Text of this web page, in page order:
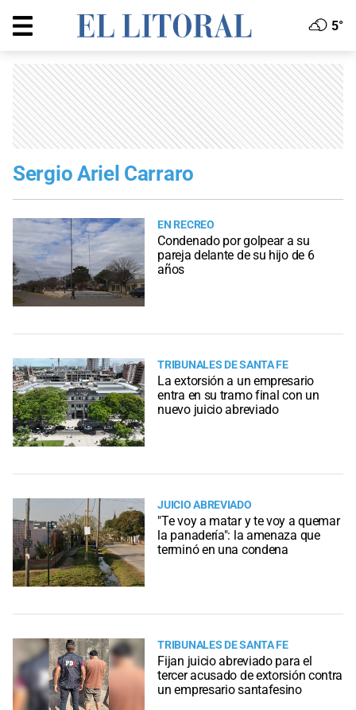
5°
Sergio Ariel Carraro
EN RECREO
Condenado por golpear a su
pareja delante de su hijo de 6
años
TRIBUNALES DE SANTA FE
La extorsión a un empresario
entra en su tramo final con un
nuevo juicio abreviado
JUICIO ABREVIADO
"Te voy a matar y te voy a quemar
la panadería": la amenaza que
terminó en una condena
TRIBUNALES DE SANTA FE
Fijan juicio abreviado para el
tercer acusado de extorsión contra
un empresario santafesino